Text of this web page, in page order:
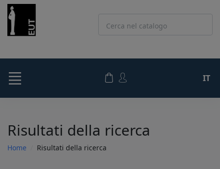
Cerca nel catalogo
IT
Risultati della ricerca
Home Risultati della ricerca